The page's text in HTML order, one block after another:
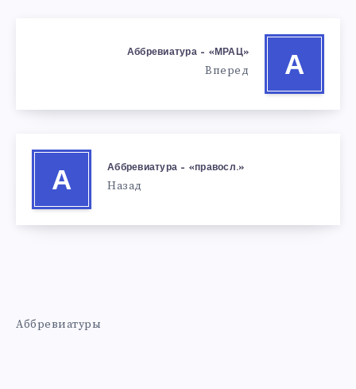
А
Аббревиатура – «МРАЦ»
Вперед
А
Аббревиатура – «правосл.»
Назад
Аббревиатуры